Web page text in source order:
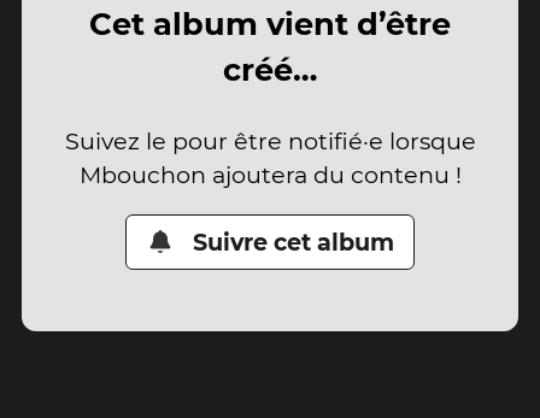
Cet album vient d’être
créé…
Suivez le pour être notifié·e lorsque
Mbouchon ajoutera du contenu !
Suivre cet album